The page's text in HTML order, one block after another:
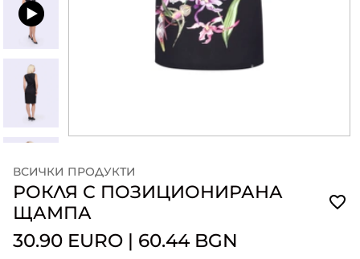
ВСИЧКИ ПРОДУКТИ
РОКЛЯ С ПОЗИЦИОНИРАНА
ЩАМПА
30.90 EURO | 60.44 BGN